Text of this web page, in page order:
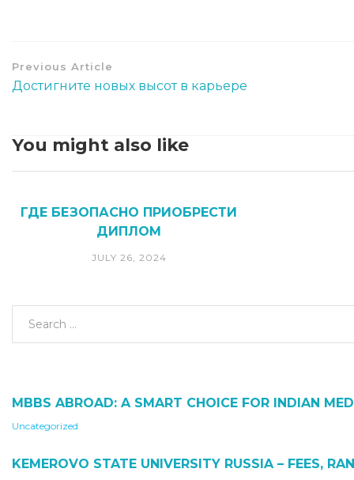
Previous Article
Достигните новых высот в карьере
You might also like
ГДЕ БЕЗОПАСНО ПРИОБРЕСТИ
ДИПЛОМ
JULY 26, 2024
MBBS ABROAD: A SMART CHOICE FOR INDIAN
Uncategorized
KEMEROVO STATE UNIVERSITY RUSSIA – FEES,